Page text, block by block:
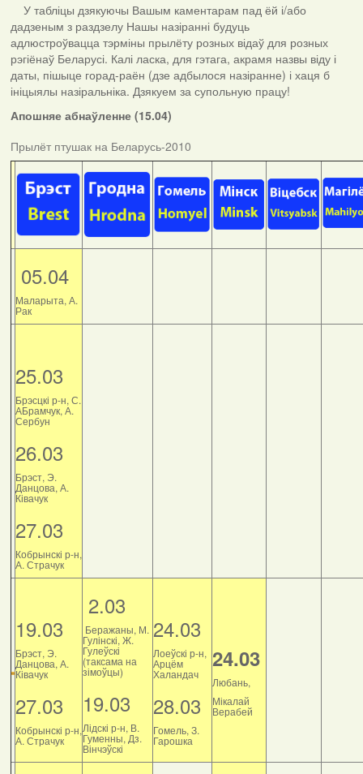
У табліцы дзякуючы Вашым каментарам пад ёй і/або
дадзеным з раздзелу Нашы назіранні будуць
адлюстроўвацца тэрміны прылёту розных відаў для розных
рэгіёнаў Беларусі. Калі ласка, для гэтага, акрамя назвы віду і
даты, пішыце горад-раён (дзе адбылося назіранне) і хаця б
ініцыялы назіральніка. Дзякуем за супольную працу!
Апошняе абнаўленне (15.04)
Прылёт птушак на Беларусь-2010
05.04
Маларыта, А.
Рак
25.03
Брэсцкі р-н, С.
АБрамчук, А.
Сербун
26.03
Брэст, Э.
Данцова, А.
Ківачук
27.03
Кобрынскі р-н,
А. Страчук
19.03
Брэст, Э.
Данцова, А.
Ківачук
27.03
Кобрынскі р-н,
А. Страчук
2.03
Беражаны, М.
Гулінскі, Ж.
Гулеўскі
(таксама на
зімоўцы)
19.03
Лідскі р-н, В.
Гуменны, Дз.
Вінчэўскі
24.03
Лоеўскі р-н,
Арцём
Халандач
28.03
Гомель, З.
Гарошка
24.03
Любань,
Мікалай
Верабей